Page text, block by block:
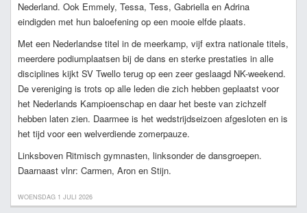
Nederland. Ook Emmely, Tessa, Tess, Gabriella en Adrina
eindigden met hun baloefening op een mooie elfde plaats.
Met een Nederlandse titel in de meerkamp, vijf extra nationale titels,
meerdere podiumplaatsen bij de dans en sterke prestaties in alle
disciplines kijkt SV Twello terug op een zeer geslaagd NK-weekend.
De vereniging is trots op alle leden die zich hebben geplaatst voor
het Nederlands Kampioenschap en daar het beste van zichzelf
hebben laten zien. Daarmee is het wedstrijdseizoen afgesloten en is
het tijd voor een welverdiende zomerpauze.
Linksboven Ritmisch gymnasten, linksonder de dansgroepen.
Daarnaast vlnr: Carmen, Aron en Stijn.
WOENSDAG 1 JULI 2026